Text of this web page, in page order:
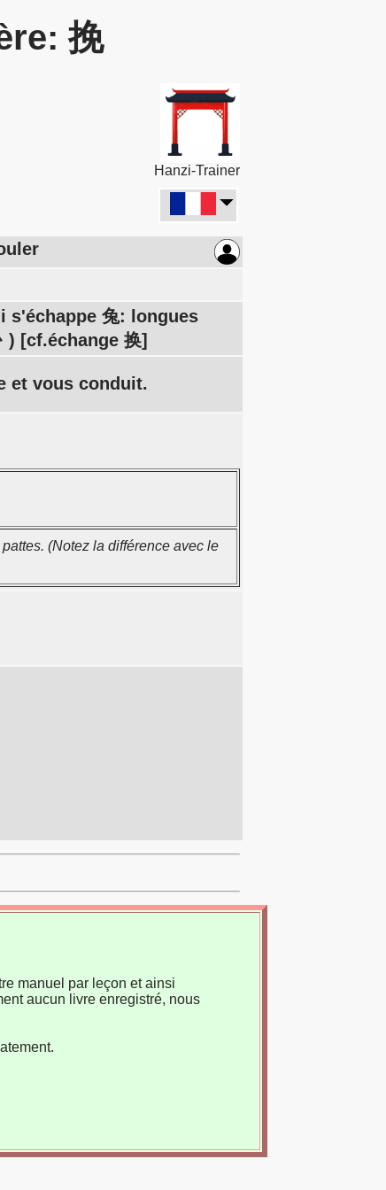
挽
Hanzi-Trainer
s'échappe 兔: longues
[cf.échange 换]
et vous conduit.
(Notez la différence avec le
manuel par leçon et ainsi
aucun livre enregistré, nous